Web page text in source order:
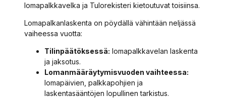
lomapalkkavelka ja Tulorekisteri kietoutuvat toisiinsa.
Lomapalkanlaskenta on pöydällä vähintään neljässä
vaiheessa vuotta:
Tilinpäätöksessä: lomapalkkavelan laskenta
ja jaksotus.
Lomanmääräytymisvuoden vaihteessa:
lomapäivien, palkkapohjien ja
laskentasääntöjen lopullinen tarkistus.